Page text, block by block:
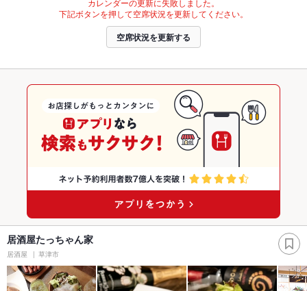
下記ボタンを押して空席状況を更新してください。
空席状況を更新する
居酒屋たっちゃん家
居酒屋 草津市